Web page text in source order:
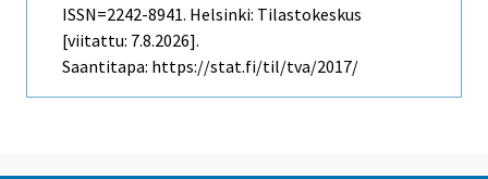
ISSN=2242-8941. Helsinki: Tilastokeskus
[viitattu: 7.8.2026].
Saantitapa: https://stat.fi/til/tva/2017/